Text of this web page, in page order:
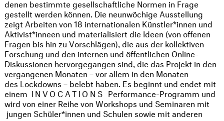
denen bestimmte gesellschaftliche Normen in Frage
gestellt werden können. Die neunwöchige Ausstellung
zeigt Arbeiten von 18 internationalen Künstler*innen und
Aktivist*inneen und materialisiert die Ideen (von offenen
Fragen bis hin zu Vorschlägen), die aus der kollektiven
Forschung und den internen und öffentlichen Online-
Diskussionen hervorgegangen sind, die das Projekt in den
vergangenen Monaten – vor allem in den Monaten
des Lockdowns – belebt haben. Es beginnt und endet mit
einem INVOCATIONS Performance-Programm und
wird von einer Reihe von Workshops und Seminaren mit
jungen Schüler*innen und Schulen sowie mit anderen